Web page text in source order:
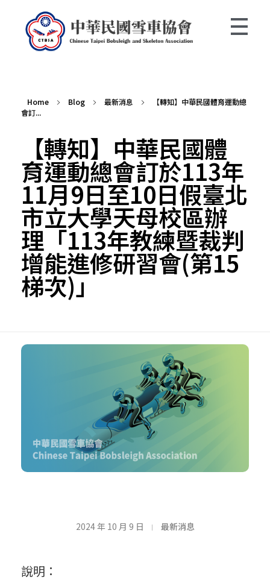
Home Blog 最新消息
【轉知】中華民國體育運動總
會訂...
【轉知】中華民國體
育運動總會訂於113年
11月9日至10日假臺北
市立大學天母校區辦
理「113年教練暨裁判
增能進修研習會(第15
梯次)」
【
2024 年 10 月 9 日 最新消息
說明：